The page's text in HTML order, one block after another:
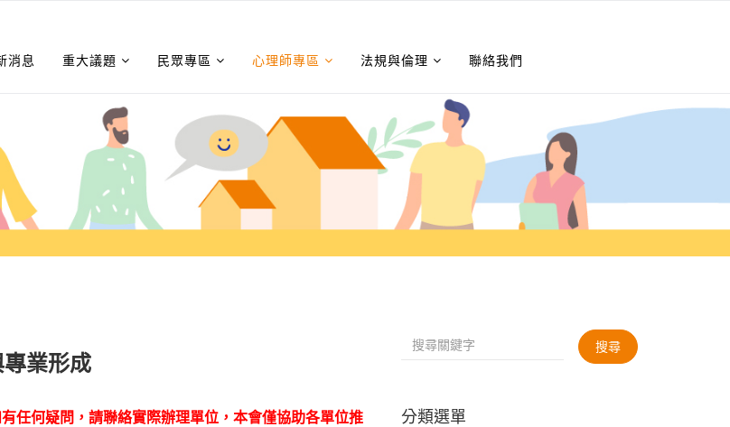
消息 重大議題 民眾專區 心理師專區 法規與倫理 聯絡我們
業形成
任何疑問，請聯絡實際辦理單位，本會僅協助各單位推
搜尋
分類選單